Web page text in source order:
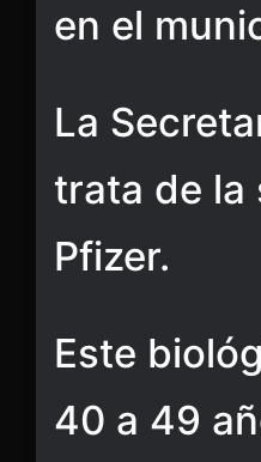
en el
La
trata de la
Pfizer.
Este
40 a 49